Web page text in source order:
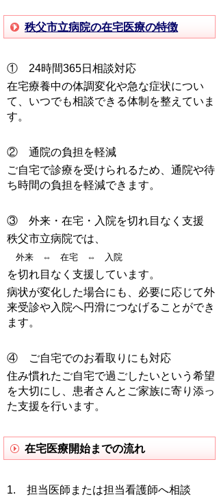
秩父市立病院の在宅医療の特徴
① 24時間365日相談対応
在宅療養中の体調変化や急な症状につい
て、いつでも相談できる体制を整えていま
す。
② 通院の負担を軽減
ご自宅で診療を受けられるため、通院や待
ち時間の負担を軽減できます。
③ 外来・在宅・入院を切れ目なく支援
秩父市立病院では、
外来 ⇔ 在宅 ⇔ 入院
を切れ目なく支援しています。
病状が変化した場合にも、必要に応じて外
来受診や入院へ円滑につなげることができ
ます。
④ ご自宅でのお看取りにも対応
住み慣れたご自宅で過ごしたいという希望
を大切にし、患者さんとご家族に寄り添っ
た支援を行います。
在宅医療開始までの流れ
1. 担当医師または担当看護師へ相談